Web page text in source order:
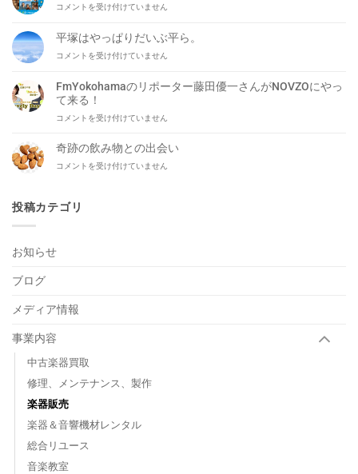
知
せ
NOVZO
代
表
し
岡
本
平
生
コメントを受け付けていません
平塚はやっぱりだいぶ平ら。
平
は
っ
ぱ
だ
ぶ
は
コメントを受け付けていません
FmYokohamaのリポーター藤田優一さんがNOVZOにやっ
て来る！
FmYokohama
リ
ポ
ー
藤
に
来
は
コメントを受け付けていません
奇跡の飲み物との出会い
奇
飲
は
コメントを受け付けていません
投稿カテゴリ
お知らせ
ブログ
メディア情報
事業内容
中古楽器買取
修理、メンテナンス、製作
楽器販売
楽器＆音響機材レンタル
総合リユース
音楽教室